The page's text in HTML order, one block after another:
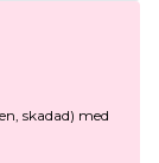
skadad) med